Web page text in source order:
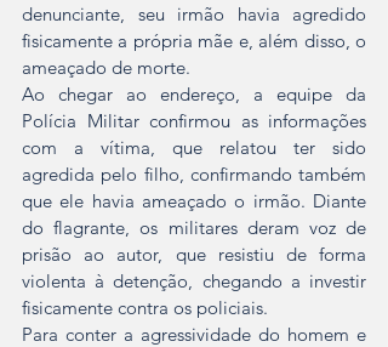
denunciante, seu irmão havia agredido
fisicamente a própria mãe e, além disso, o
ameaçado de morte.
Ao chegar ao endereço, a equipe da
Polícia Militar confirmou as informações
com a vítima, que relatou ter sido
agredida pelo filho, confirmando também
que ele havia ameaçado o irmão. Diante
do flagrante, os militares deram voz de
prisão ao autor, que resistiu de forma
violenta à detenção, chegando a investir
fisicamente contra os policiais.
Para conter a agressividade do homem e